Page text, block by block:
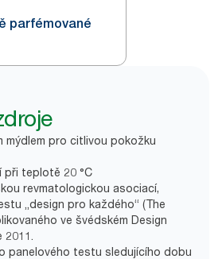
parfémované
mýdlem pro citlivou pokožku
při teplotě 20 °C
revmatologickou asociací,
„design pro každého“ (The
ve švédském Design
2011.
panelového testu sledujícího dobu